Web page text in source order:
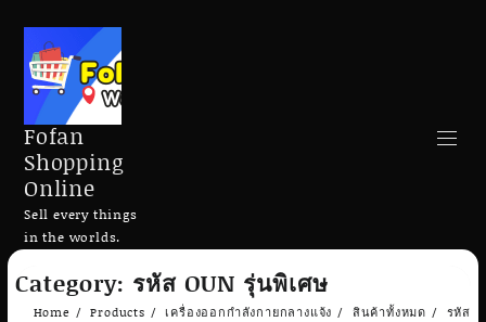
Skip
content
Fofan
Shopping
Online
Sell every things
in the worlds.
Category: รหัส OUN รุ่นพิเศษ
Home Products เครื่องออกกำลังกายกลางแจ้ง สินค้าทั้งหมด
รหัส